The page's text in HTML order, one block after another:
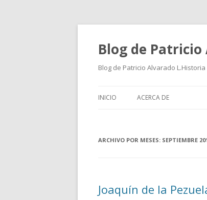
Blog de
Blog de Patricio Alvarado
INICIO ACERCA DE
ARCHIVO POR MESES: SEPTIEMBRE
Joaquín de la